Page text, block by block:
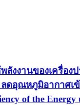
ลังงานของเครื่อง
ลดอุณหภูมิอากาศเ
of the Energy